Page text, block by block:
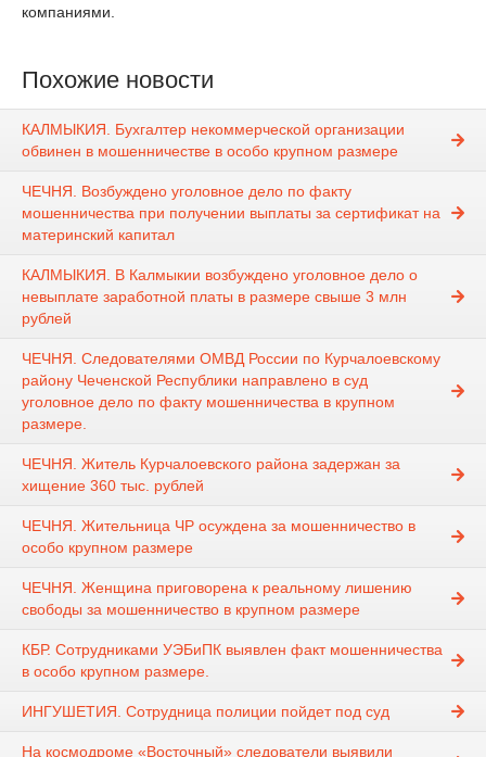
компаниями.
Похожие новости
КАЛМЫКИЯ. Бухгалтер некоммерческой организации
обвинен в мошенничестве в особо крупном размере
ЧЕЧНЯ. Возбуждено уголовное дело по факту
мошенничества при получении выплаты за сертификат на
материнский капитал
КАЛМЫКИЯ. В Калмыкии возбуждено уголовное дело о
невыплате заработной платы в размере свыше 3 млн
рублей
ЧЕЧНЯ. Следователями ОМВД России по Курчалоевскому
району Чеченской Республики направлено в суд
уголовное дело по факту мошенничества в крупном
размере.
ЧЕЧНЯ. Житель Курчалоевского района задержан за
хищение 360 тыс. рублей
ЧЕЧНЯ. Жительница ЧР осуждена за мошенничество в
особо крупном размере
ЧЕЧНЯ. Женщина приговорена к реальному лишению
свободы за мошенничество в крупном размере
КБР. Сотрудниками УЭБиПК выявлен факт мошенничества
в особо крупном размере.
ИНГУШЕТИЯ. Сотрудница полиции пойдет под суд
На космодроме «Восточный» следователи выявили